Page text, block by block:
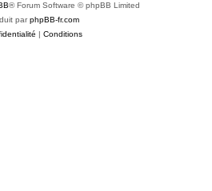
® Forum Software © phpBB Limited
parphpBB-fr.com
| Conditions